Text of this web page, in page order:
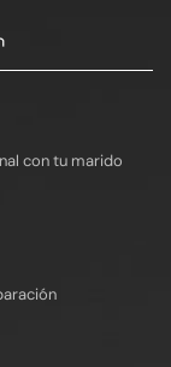
con tu marido